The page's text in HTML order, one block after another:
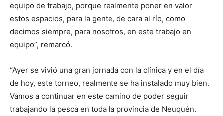
equipo de trabajo, porque realmente poner en valor
estos espacios, para la gente, de cara al río, como
decimos siempre, para nosotros, en este trabajo en
equipo”, remarcó.
“Ayer se vivió una gran jornada con la clínica y en el día
de hoy, este torneo, realmente se ha instalado muy bien.
Vamos a continuar en este camino de poder seguir
trabajando la pesca en toda la provincia de Neuquén.